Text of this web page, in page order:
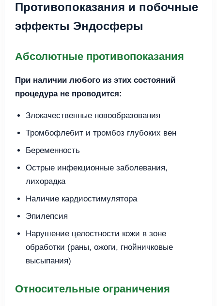
Противопоказания и побочные
эффекты Эндосферы
Абсолютные противопоказания
При наличии любого из этих состояний
процедура не проводится:
Злокачественные новообразования
Тромбофлебит и тромбоз глубоких вен
Беременность
Острые инфекционные заболевания,
лихорадка
Наличие кардиостимулятора
Эпилепсия
Нарушение целостности кожи в зоне
обработки (раны, ожоги, гнойничковые
высыпания)
Относительные ограничения